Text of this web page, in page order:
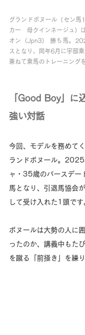
グランドボヌール（セン馬
カー　母クインネージュ）
オン（Jpn3） 勝ち馬。
スとなり、同年6月に宇部
兼ねて乗馬のトレーニング
「Good Boy」に
強い対話
今回、モデルを務めて
ランドボヌール。
ャ・35歳のバースデー
馬となり、引退馬協会
して受け入れた1頭です
ボヌールは大勢の人に
ったのか、講義中もた
を蹴る「前掻き」を繰